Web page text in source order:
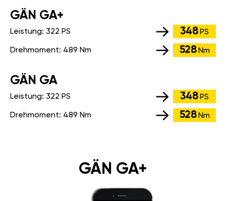
GÄN GA+
Leistung: 322 PS 348 PS
Drehmoment: 489 Nm 528 Nm
GÄN GA
Leistung: 322 PS 348 PS
Drehmoment: 489 Nm 528 Nm
GÄN GA+